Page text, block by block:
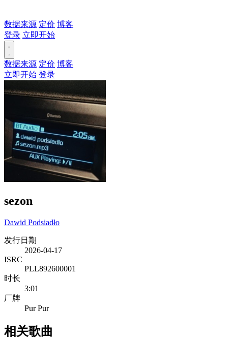
数据来源 定价 博客
登录 立即开始
数据来源 定价 博客
立即开始 登录
sezon
Dawid Podsiadło
发行日期
2026-04-17
ISRC
PLL892600001
时长
3:01
厂牌
Pur Pur
相关歌曲